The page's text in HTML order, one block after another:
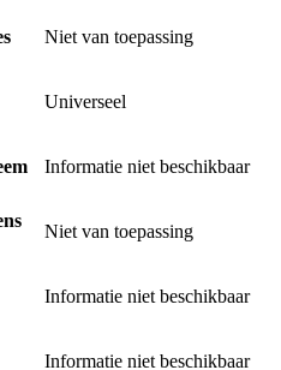
Niet van toepassing
Universeel
Informatie niet beschikbaar
Niet van toepassing
Informatie niet beschikbaar
Informatie niet beschikbaar